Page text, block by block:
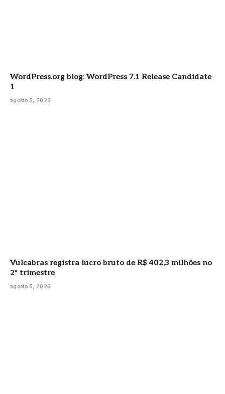
WordPress.org blog: WordPress 7.1 Release Candidate
1
agosto 5, 2026
Vulcabras registra lucro bruto de R$ 402,3 milhões no
2º trimestre
agosto 5, 2026